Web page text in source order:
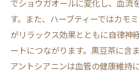
でショウガオールに変化し、血流
す。また、ハーブティーではカモ
がリラックス効果とともに自律神
ートにつながります。黒豆茶に含
アントシアニンは血管の健康維持